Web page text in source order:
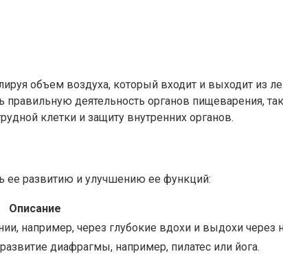
объем воздуха, который входит и выходит из
деятельность органов пищеварения,
клетки и защиту внутренних органов.
ее развитию и улучшению ее функций:
Описание
например, через глубокие вдохи и выдохи через
диафрагмы, например, пилатес или йога.